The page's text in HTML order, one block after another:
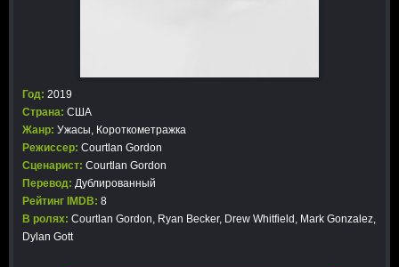
Год: 2019
Страна: США
Жанр: Ужасы, Короткометражка
Режиссер: Courtlan Gordon
Сценарист: Courtlan Gordon
Перевод: Дублированный
Рейтинг IMDB: 8
В ролях: Courtlan Gordon, Ryan Becker, Drew Whitfield, Mark Gonzalez,
Dylan Gott